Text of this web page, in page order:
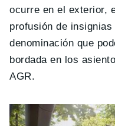
ocurre en el exterior,
profusión de
denominación que
bordada en los
AGR.